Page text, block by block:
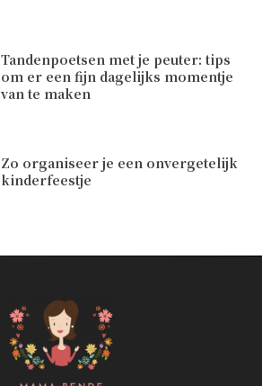
Tandenpoetsen met je peuter: tips
om er een fijn dagelijks momentje
van te maken
Zo organiseer je een onvergetelijk
kinderfeestje